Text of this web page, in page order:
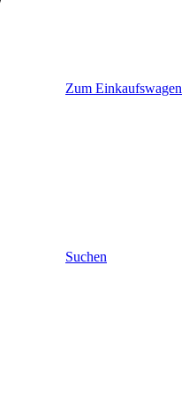
Zum Einkaufswagen
Suchen